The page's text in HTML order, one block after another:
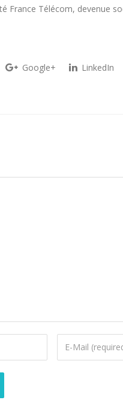
France Télécom, devenue
Google+ LinkedIn